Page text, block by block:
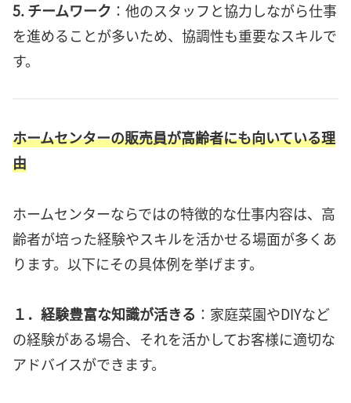
5. チームワーク ：他のスタッフと協力しながら仕事
を進めることが多いため、協調性も重要なスキルで
す。
ホームセンターの販売員が高齢者にも向いている理
由
ホームセンターならではの特徴的な仕事内容は、高
齢者が培った経験やスキルを活かせる場面が多くあ
ります。以下にその具体例を挙げます。
１．経験豊富な知識が活きる ：家庭菜園やDIYなど
の経験がある場合、それを活かしてお客様に適切な
アドバイスができます。